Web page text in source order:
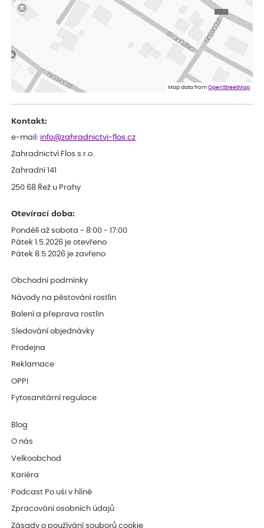
Anna
ověřený nákup před 1 dnem
Rostlinky jsem dostala zdravé, v perfektní formě a pečlivě
zabalené! Určitě se sem vrátím pro další nakup!
Celková spokojenost
Map data fromOpenStreetMap
Kontakt:
e-mail: info@zahradnictvi-flos.cz
Zahradnictví Flos s.r.o.
Zahradní 141
250 68 Řež u Prahy
Otevírací doba:
Pondělí až sobota - 8:00 - 17:00
Pátek 1.5.2026 je otevřeno
Pátek 8.5.2026 je zavřeno
Obchodní podmínky
Návody na pěstování rostlin
Balení a přeprava rostlin
Sledování objednávky
Prodejna
Reklamace
OPPI
Fytosanitární regulace
Blog
O nás
Velkoobchod
Kariéra
Podcast Po uši v hlíně
Zpracování osobních údajů
Zásady o používání souborů cookie